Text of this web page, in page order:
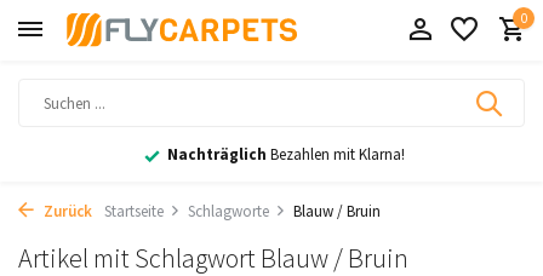
0
Nachträglich Bezahlen mit Klarna!
Zurück Startseite Schlagworte Blauw / Bruin
Artikel mit Schlagwort Blauw / Bruin